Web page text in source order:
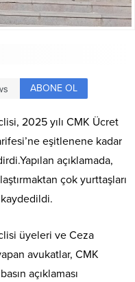
ABONE OL
2025 yılı CMK Ücret
eşitlenene kadar
açıklamada,
çok yurttaşları
üyeleri ve Ceza
avukatlar, CMK
açıklaması